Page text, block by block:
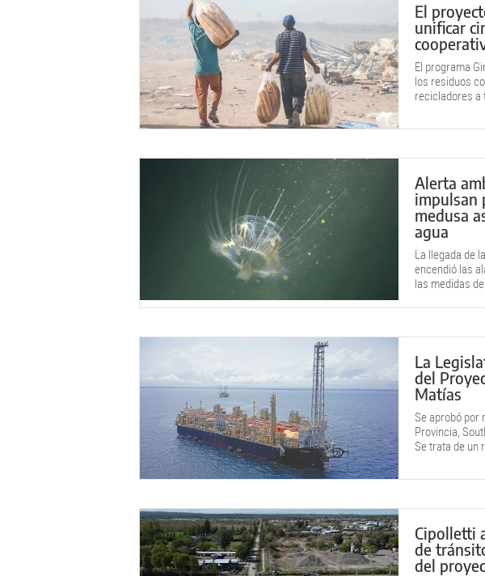
El
unificar
El programa
los residuos
recicladores a
finalización de
Alerta
impulsan
medusa
agua
La llegada de
encendió las
las medidas
La
del
Matías
Se aprobó por
Provincia,
Se trata de un
(GNL).
Cipolletti
de
del